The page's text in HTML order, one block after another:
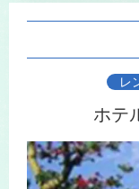
レ
ホテ